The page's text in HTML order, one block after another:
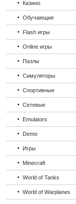
Казино
Обучающие
Flash игры
Online игры
Пазлы
Симуляторы
Спортивные
Сетевые
Emulators
Demo
Игры
Minecraft
World of Tanks
World of Warplanes